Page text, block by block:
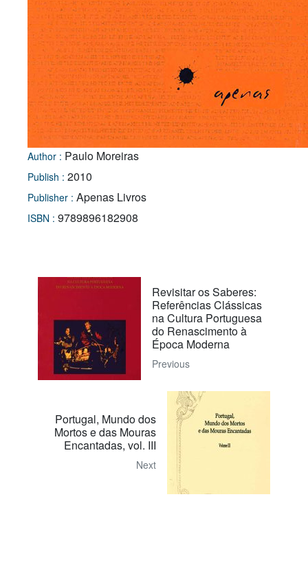
Author : Paulo Moreiras
Publish : 2010
Publisher : Apenas Livros
ISBN : 9789896182908
Revisitar os Saberes:
Referências Clássicas
na Cultura Portuguesa
do Renascimento à
Época Moderna
Previous
Portugal, Mundo dos
Mortos e das Mouras
Encantadas, vol. III
Next